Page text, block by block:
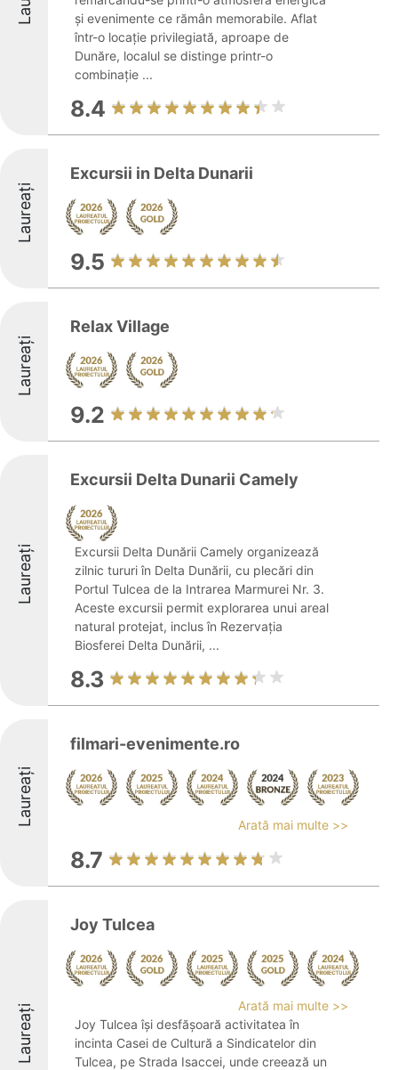
și evenimente ce rămân memorabile. Aflat
într-o locație privilegiată, aproape de
Dunăre, localul se distinge printr-o
combinație ...
8.4
Laureați
Excursii in Delta Dunarii
9.5
Laureați
Relax Village
9.2
Laureați
Excursii Delta Dunarii Camely
Excursii Delta Dunării Camely organizează
zilnic tururi în Delta Dunării, cu plecări din
Portul Tulcea de la Intrarea Marmurei Nr. 3.
Aceste excursii permit explorarea unui areal
natural protejat, inclus în Rezervația
Biosferei Delta Dunării, ...
8.3
Laureați
filmari-evenimente.ro
Arată mai multe >>
8.7
Laureați
Joy Tulcea
Arată mai multe >>
Joy Tulcea își desfășoară activitatea în
incinta Casei de Cultură a Sindicatelor din
Tulcea, pe Strada Isaccei, unde creează un